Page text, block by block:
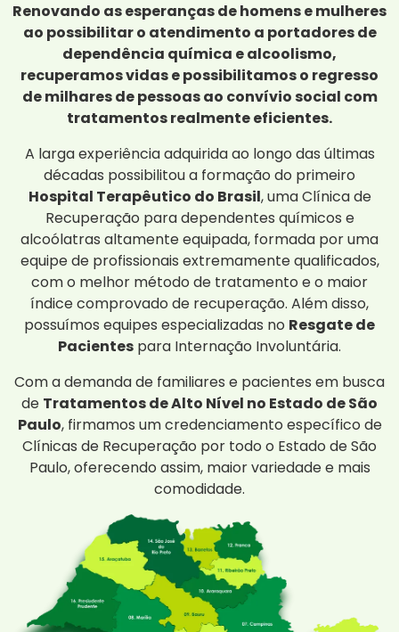
Renovando as esperanças de homens e mulheres
ao possibilitar o atendimento a portadores de
dependência química e alcoolismo,
recuperamos vidas e possibilitamos o regresso
de milhares de pessoas ao convívio social com
tratamentos realmente eficientes.
A larga experiência adquirida ao longo das últimas
décadas possibilitou a formação do primeiro
Hospital Terapêutico do Brasil, uma Clínica de
Recuperação para dependentes químicos e
alcoólatras altamente equipada, formada por uma
equipe de profissionais extremamente qualificados,
com o melhor método de tratamento e o maior
índice comprovado de recuperação. Além disso,
possuímos equipes especializadas no Resgate de
Pacientes para Internação Involuntária.
Com a demanda de familiares e pacientes em busca
de Tratamentos de Alto Nível no Estado de São
Paulo, firmamos um credenciamento específico de
Clínicas de Recuperação por todo o Estado de São
Paulo, oferecendo assim, maior variedade e mais
comodidade.